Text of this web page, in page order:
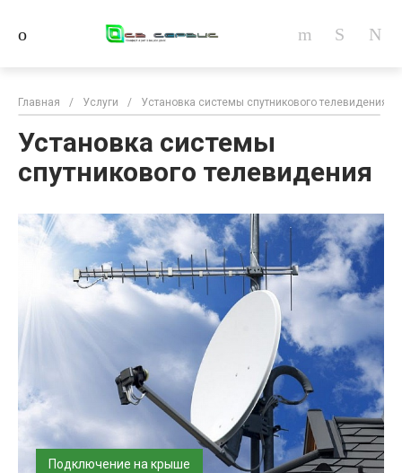
Главная / Услуги / Установка системы спутникового телевидения
Установка системы
спутникового телевидения
Подключение на крыше